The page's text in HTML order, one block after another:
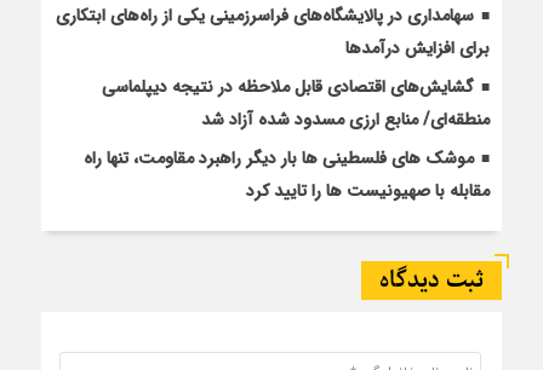
سهامداری در پالایشگاه‌های فراسرزمینی یکی از راه‌های ابتکاری
برای افزایش درآمدها
گشایش‌های اقتصادی قابل ملاحظه در نتیجه دیپلماسی
منطقه‌ای/ منابع ارزی مسدود شده آزاد شد
موشک های فلسطینی ها بار دیگر راهبرد مقاومت، تنها راه
مقابله با صهیونیست ها را تایید کرد
ثبت دیدگاه